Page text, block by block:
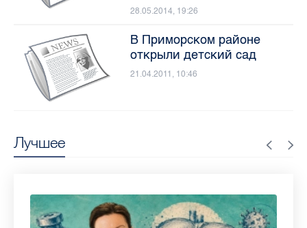
Лучшее
28.05.2014, 19:26
В Приморском районе
открыли детский сад
21.04.2011, 10:46